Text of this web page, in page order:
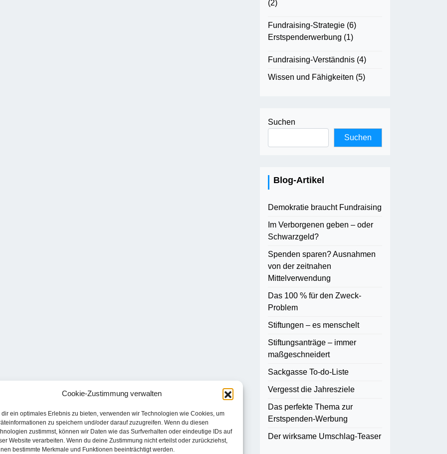
Cookie-Zustimmung verwalten
dir ein optimales Erlebnis zu bieten, verwenden wir Technologien wie Cookies, um
zu speichern und/oder darauf zuzugreifen. Wenn du diesen
zustimmst, können wir Daten wie das Surfverhalten oder eindeutige IDs auf
Website verarbeiten. Wenn du deine Zustimmung nicht erteilst oder zurückziehst,
bestimmte Merkmale und Funktionen beeinträchtigt werden.
(2)
Fundraising-Strategie (6)
Erstspenderwerbung (1)
Fundraising-Verständnis (4)
Wissen und Fähigkeiten (5)
Suchen
Suchen
Blog-Artikel
Demokratie braucht Fundraising
Im Verborgenen geben – oder
Schwarzgeld?
Spenden sparen? Ausnahmen
von der zeitnahen
Mittelverwendung
Das 100 % für den Zweck-
Problem
Stiftungen – es menschelt
Stiftungsanträge – immer
maßgeschneidert
Sackgasse To-do-Liste
Vergesst die Jahresziele
Das perfekte Thema zur
Erstspenden-Werbung
Der wirksame Umschlag-Teaser